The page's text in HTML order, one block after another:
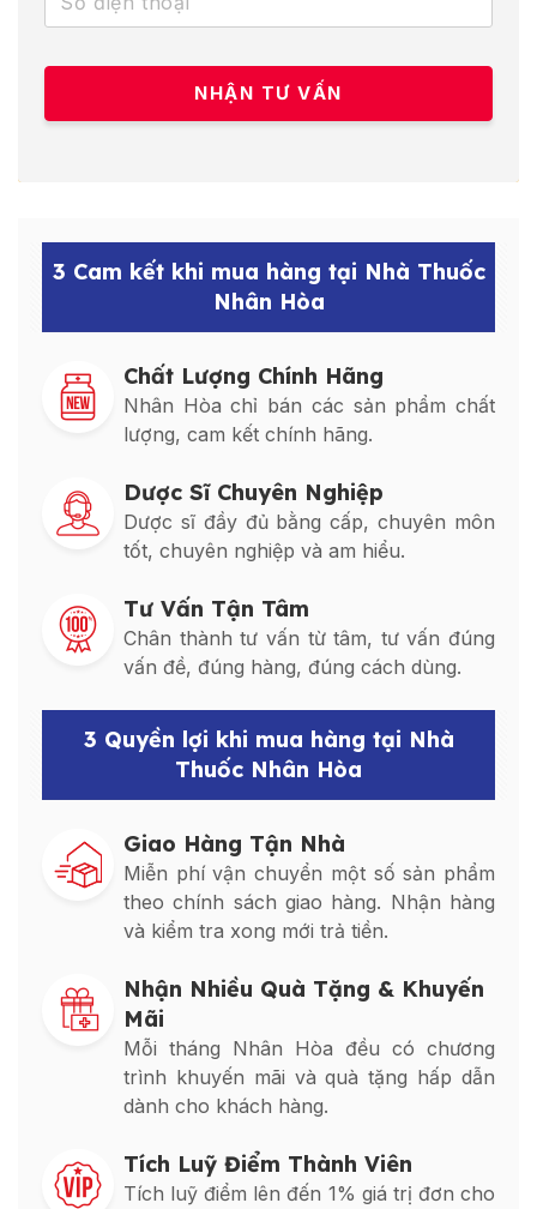
3 Cam kết khi mua hàng tại Nhà Thuốc
Nhân Hòa
Chất Lượng Chính Hãng
Nhân Hòa chỉ bán các sản phẩm chất
lượng, cam kết chính hãng.
Dược Sĩ Chuyên Nghiệp
Dược sĩ đầy đủ bằng cấp, chuyên môn
tốt, chuyên nghiệp và am hiểu.
Tư Vấn Tận Tâm
Chân thành tư vấn từ tâm, tư vấn đúng
vấn đề, đúng hàng, đúng cách dùng.
3 Quyền lợi khi mua hàng tại Nhà
Thuốc Nhân Hòa
Giao Hàng Tận Nhà
Miễn phí vận chuyển một số sản phẩm
theo chính sách giao hàng. Nhận hàng
và kiểm tra xong mới trả tiền.
Nhận Nhiều Quà Tặng & Khuyến
Mãi
Mỗi tháng Nhân Hòa đều có chương
trình khuyến mãi và quà tặng hấp dẫn
dành cho khách hàng.
Tích Luỹ Điểm Thành Viên
Tích luỹ điểm lên đến 1% giá trị đơn cho